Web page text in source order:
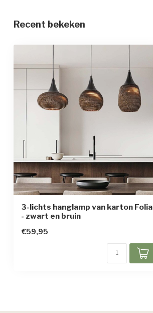
Materiaal
In hoogte verstelbaar
Beschermingsgraad
Beschermingsklasse
Recent bekeken
3-lichts hanglamp van karton Folia
- zwart en bruin
€59,95